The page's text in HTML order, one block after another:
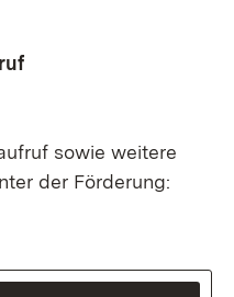
sowie weitere
der Förderung: